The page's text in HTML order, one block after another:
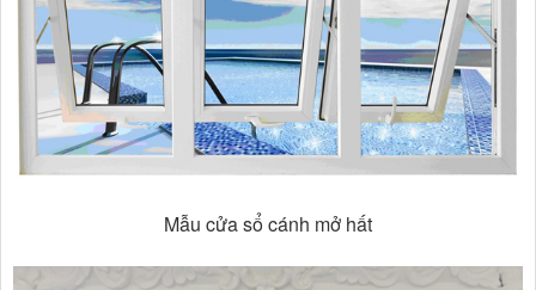
Mẫu cửa sổ cánh mở hất